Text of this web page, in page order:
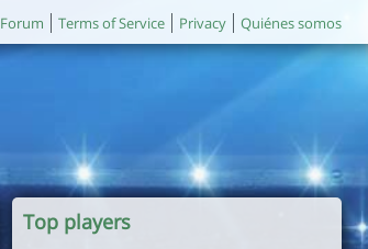
Forum Terms of Service Privacy Quiénes somos
Top players